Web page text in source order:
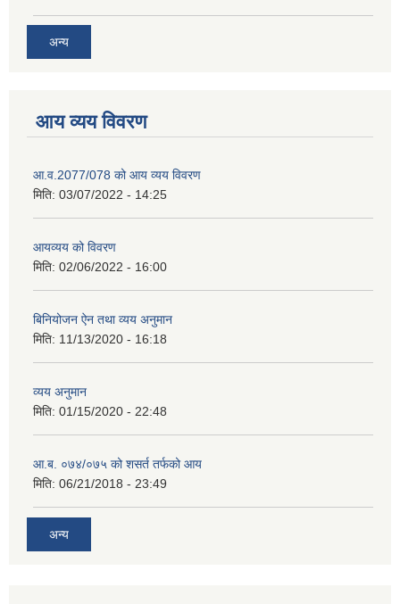
अन्य
आय व्यय विवरण
आ.व.2077/078 को आय व्यय विवरण
मिति: 03/07/2022 - 14:25
आयव्यय को विवरण
मिति: 02/06/2022 - 16:00
बिनियोजन ऐन तथा व्यय अनुमान
मिति: 11/13/2020 - 16:18
व्यय अनुमान
मिति: 01/15/2020 - 22:48
आ.ब. ०७४/०७५ को शसर्त तर्फको आय
मिति: 06/21/2018 - 23:49
अन्य